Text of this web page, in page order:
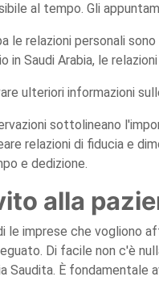
al tempo. Gli
le relazioni personali
in Saudi Arabia, le
ulteriori informazioni
sottolineano
relazioni di fiducia e
e dedizione.
alla
le imprese che vogliono
Di facile non c'è
Saudita. È fondamentale